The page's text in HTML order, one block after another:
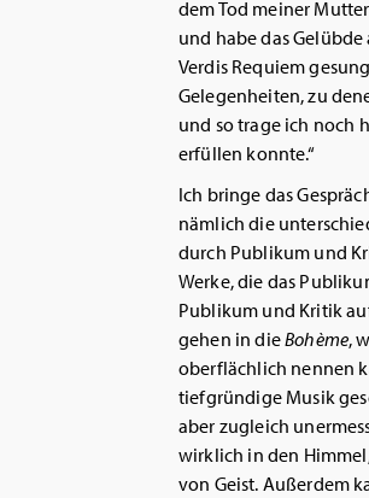
dem Tod meiner
und habe das
Verdis Requiem
Gelegenheiten, zu
und so trage ich noch
erfüllen konnte.“
Ich bringe das
nämlich die
durch Publikum und
Werke, die das
Publikum und Kritik
gehen in dieBohème,
oberflächlich nennen
tiefgründige Musik
aber zugleich
wirklich in den
von Geist. Außerdem